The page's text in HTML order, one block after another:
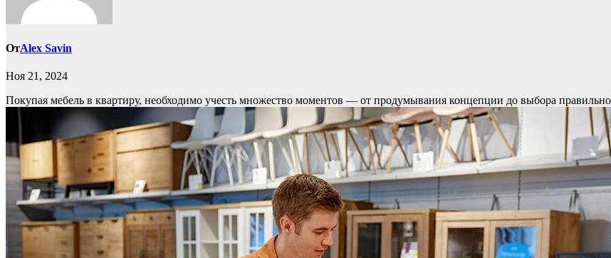
ОтAlex Savin
Ноя 21, 2024
Покупая мебель в квартиру, необходимо учесть множество моментов — от продумывания концепции до выбора